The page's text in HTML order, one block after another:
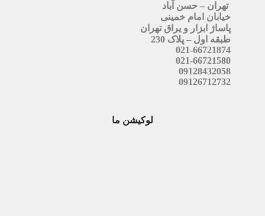
تهران – حسن آباد
خیابان امام خمینی
پاساژ ابزار و یراق تهران
طبقه اول – پلاک 230
021-66721874
021-66721580
09128432058
09126712732
لوکیشن ما